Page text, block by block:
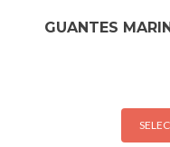
GUANTES